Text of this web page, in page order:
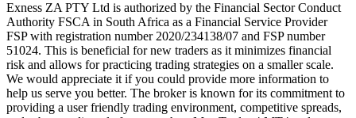
Exness ZA PTY Ltd is authorized by the Financial Sector Conduct
Authority FSCA in South Africa as a Financial Service Provider
FSP with registration number 2020/234138/07 and FSP number
51024. This is beneficial for new traders as it minimizes financial
risk and allows for practicing trading strategies on a smaller scale.
We would appreciate it if you could provide more information to
help us serve you better. The broker is known for its commitment to
providing a user friendly trading environment, competitive spreads,